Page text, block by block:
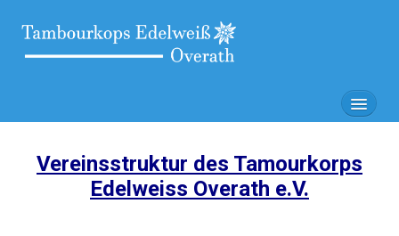
Vereinsstruktur
Vereinsstruktur des Tamourkorps
Edelweiss Overath e.V.